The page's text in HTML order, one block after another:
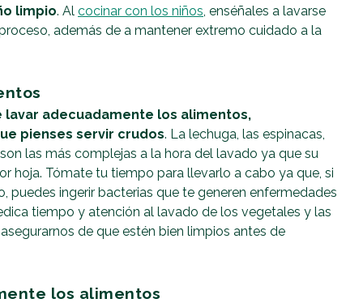
limpio. Al cocinar con los niños, enséñales a lavarse
además de a mantener extremo cuidado a la
adecuadamente los alimentos,
pienses servir crudos. La lechuga, las espinacas,
las más complejas a la hora del lavado ya que su
hoja. Tómate tu tiempo para llevarlo a cabo ya que, si
puedes ingerir bacterias que te generen enfermedades
tiempo y atención al lavado de los vegetales y las
de que estén bien limpios antes de
los alimentos